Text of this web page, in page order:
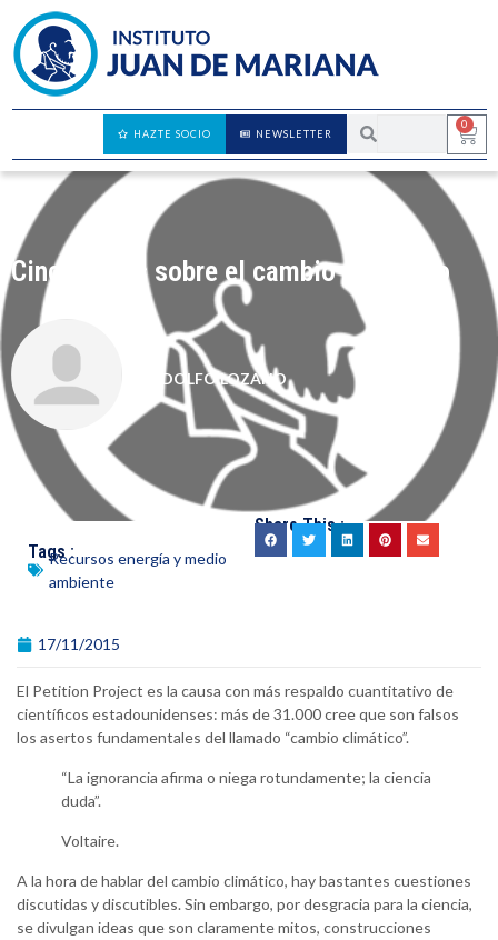
0
NEWSLETTER
HAZTE SOCIO
Cinco mitos sobre el cambio climático
ADOLFO LOZANO
Tags :
Recursos energía y medio
ambiente
Share This :
17/11/2015
El Petition Project es la causa con más respaldo cuantitativo de
científicos estadounidenses: más de 31.000 cree que son falsos
los asertos fundamentales del llamado “cambio climático”.
“La ignorancia afirma o niega rotundamente; la ciencia
duda”.
Voltaire.
A la hora de hablar del cambio climático, hay bastantes cuestiones
discutidas y discutibles. Sin embargo, por desgracia para la ciencia,
se divulgan ideas que son claramente mitos, construcciones